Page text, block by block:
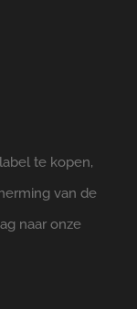
te kopen,
van de
naar onze